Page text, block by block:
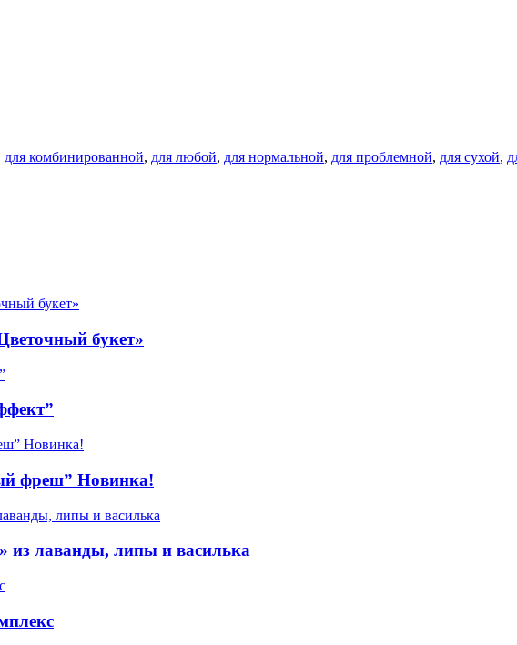
для комбинированной, для любой, для нормальной, для проблемной, для сухой,
букет»
фреш” Новинка!
из лаванды, липы и василька